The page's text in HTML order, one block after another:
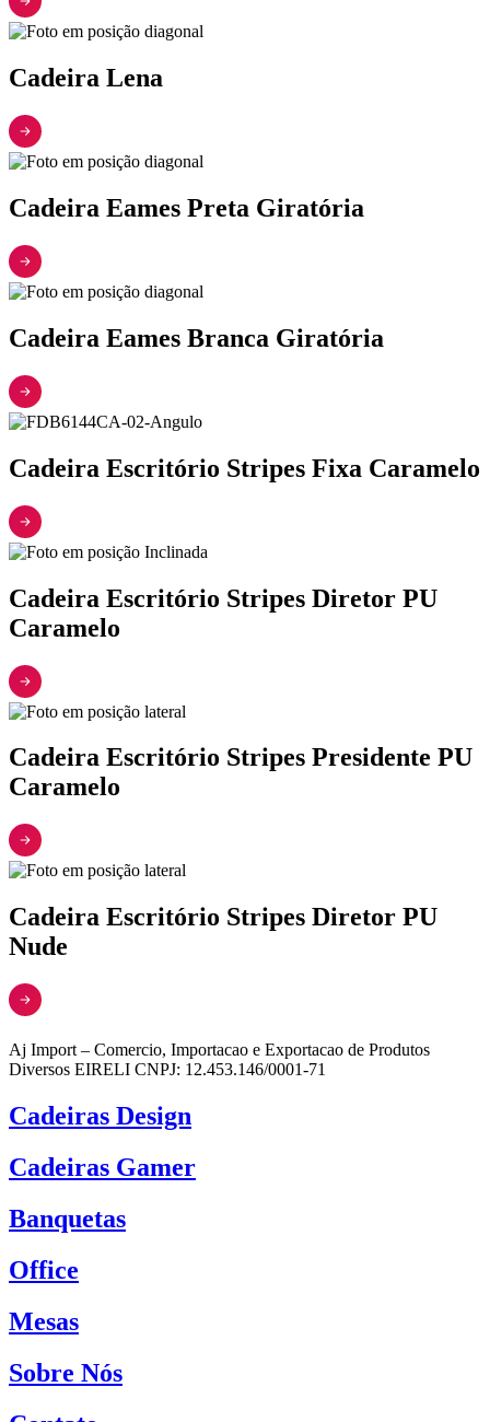
Cadeira Lena
Cadeira Eames Preta Giratória
Cadeira Eames Branca Giratória
Cadeira Escritório Stripes Fixa Caramelo
Cadeira Escritório Stripes Diretor PU
Caramelo
Cadeira Escritório Stripes Presidente PU
Caramelo
Cadeira Escritório Stripes Diretor PU
Nude
Aj Import – Comercio, Importacao e Exportacao de Produtos
Diversos EIRELI CNPJ: 12.453.146/0001-71
Cadeiras Design
Cadeiras Gamer
Banquetas
Office
Mesas
Sobre Nós